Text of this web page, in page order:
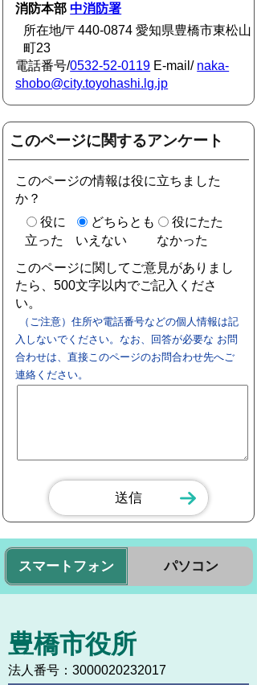
消防本部中消防署
所在地/〒440-0874 愛知県豊橋市東松山
町23
電話番号/0532-52-0119 E-mail/ naka-
shobo@city.toyohashi.lg.jp
このページに関するアンケート
このページの情報は役に立ちました
か？
役に
立った
どちらとも
いえない
役にたた
なかった
このページに関してご意見がありまし
たら、500文字以内でご記入くださ
い。
（ご注意）住所や電話番号などの個人情報は記
入しないでください。なお、回答が必要な お問
合わせは、直接このページのお問合わせ先へご
連絡ください。
スマートフォン パソコン
豊橋市役所
法人番号：3000020232017